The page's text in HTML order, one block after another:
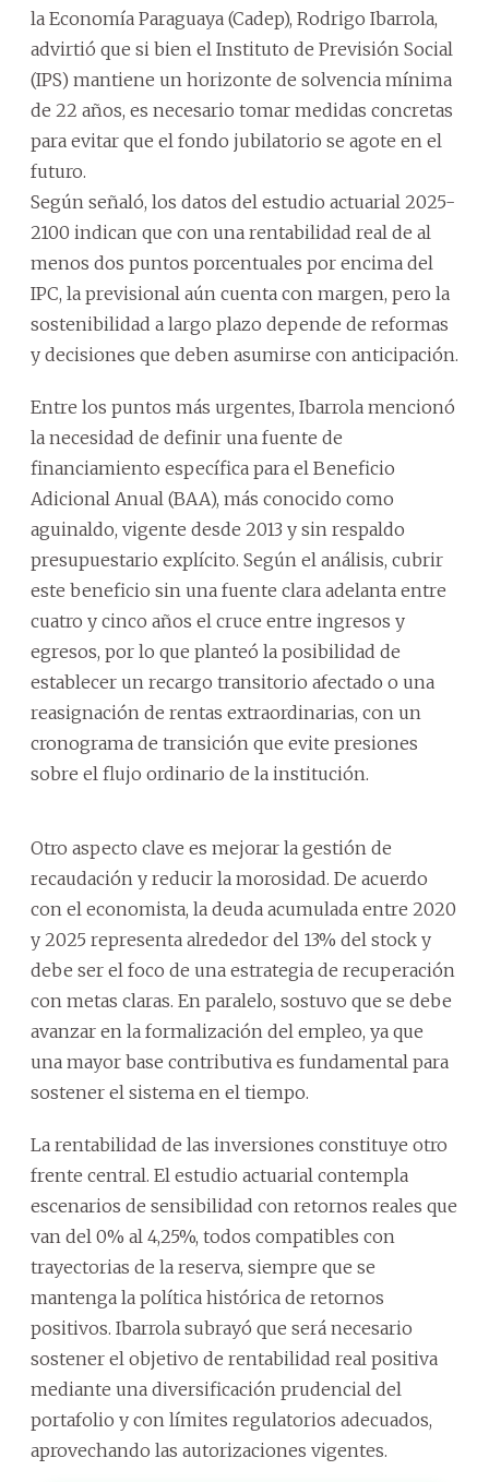
la Economía Paraguaya (Cadep), Rodrigo Ibarrola,
advirtió que si bien el Instituto de Previsión Social
(IPS) mantiene un horizonte de solvencia mínima
de 22 años, es necesario tomar medidas concretas
para evitar que el fondo jubilatorio se agote en el
futuro.
Según señaló, los datos del estudio actuarial 2025-
2100 indican que con una rentabilidad real de al
menos dos puntos porcentuales por encima del
IPC, la previsional aún cuenta con margen, pero la
sostenibilidad a largo plazo depende de reformas
y decisiones que deben asumirse con anticipación.
Entre los puntos más urgentes, Ibarrola mencionó
la necesidad de definir una fuente de
financiamiento específica para el Beneficio
Adicional Anual (BAA), más conocido como
aguinaldo, vigente desde 2013 y sin respaldo
presupuestario explícito. Según el análisis, cubrir
este beneficio sin una fuente clara adelanta entre
cuatro y cinco años el cruce entre ingresos y
egresos, por lo que planteó la posibilidad de
establecer un recargo transitorio afectado o una
reasignación de rentas extraordinarias, con un
cronograma de transición que evite presiones
sobre el flujo ordinario de la institución.
Otro aspecto clave es mejorar la gestión de
recaudación y reducir la morosidad. De acuerdo
con el economista, la deuda acumulada entre 2020
y 2025 representa alrededor del 13% del stock y
debe ser el foco de una estrategia de recuperación
con metas claras. En paralelo, sostuvo que se debe
avanzar en la formalización del empleo, ya que
una mayor base contributiva es fundamental para
sostener el sistema en el tiempo.
La rentabilidad de las inversiones constituye otro
frente central. El estudio actuarial contempla
escenarios de sensibilidad con retornos reales que
van del 0% al 4,25%, todos compatibles con
trayectorias de la reserva, siempre que se
mantenga la política histórica de retornos
positivos. Ibarrola subrayó que será necesario
sostener el objetivo de rentabilidad real positiva
mediante una diversificación prudencial del
portafolio y con límites regulatorios adecuados,
aprovechando las autorizaciones vigentes.